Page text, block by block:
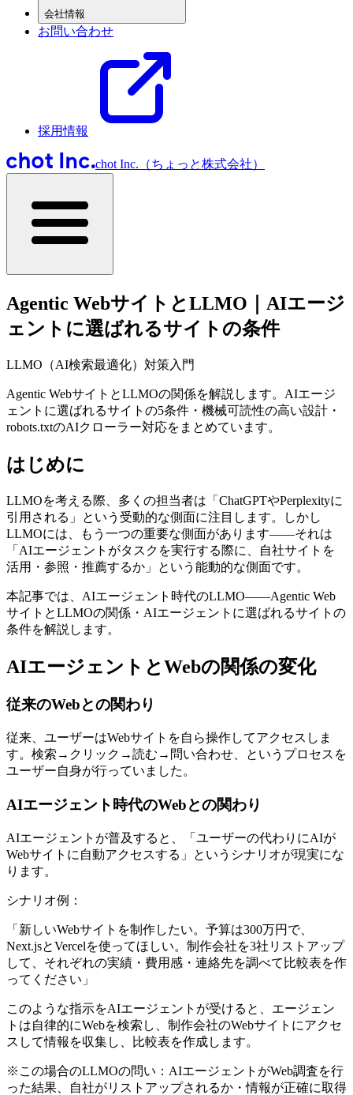
会社情報
お問い合わせ
採用情報
chot Inc.（ちょっと株式会社）
Agentic WebサイトとLLMO｜AIエージ
ェントに選ばれるサイトの条件
LLMO（AI検索最適化）対策入門
Agentic WebサイトとLLMOの関係を解説します。AIエージ
ェントに選ばれるサイトの5条件・機械可読性の高い設計・
robots.txtのAIクローラー対応をまとめています。
はじめに
LLMOを考える際、多くの担当者は「ChatGPTやPerplexityに
引用される」という受動的な側面に注目します。しかし
LLMOには、もう一つの重要な側面があります——それは
「AIエージェントがタスクを実行する際に、自社サイトを
活用・参照・推薦するか」という能動的な側面です。
本記事では、AIエージェント時代のLLMO——Agentic Web
サイトとLLMOの関係・AIエージェントに選ばれるサイトの
条件を解説します。
AIエージェントとWebの関係の変化
従来のWebとの関わり
従来、ユーザーはWebサイトを自ら操作してアクセスしま
す。検索→クリック→読む→問い合わせ、というプロセスを
ユーザー自身が行っていました。
AIエージェント時代のWebとの関わり
AIエージェントが普及すると、「ユーザーの代わりにAIが
Webサイトに自動アクセスする」というシナリオが現実にな
ります。
シナリオ例：
「新しいWebサイトを制作したい。予算は300万円で、
Next.jsとVercelを使ってほしい。制作会社を3社リストアップ
して、それぞれの実績・費用感・連絡先を調べて比較表を作
ってください」
このような指示をAIエージェントが受けると、エージェン
トは自律的にWebを検索し、制作会社のWebサイトにアクセ
スして情報を収集し、比較表を作成します。
※この場合のLLMOの問い：AIエージェントがWeb調査を行
った結果、自社がリストアップされるか・情報が正確に取得